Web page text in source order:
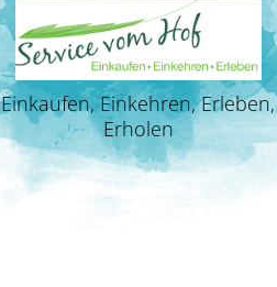
Einkaufen, Einkehren, Erleben,
Erholen